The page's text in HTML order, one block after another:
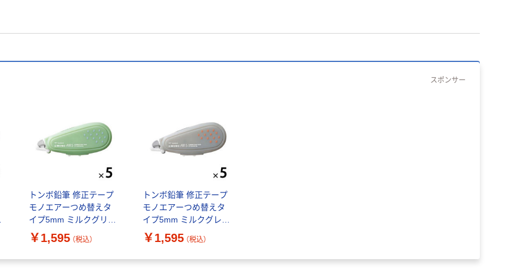
スポンサー
トンボ鉛筆 修正テープ
モノエアーつめ替えタ
イプ5mm ミルクグリー
ン CT-CAX5C66L 1セッ
ト(1個×5)
￥1,595 （税込）
トンボ鉛筆 修正テープ
モノエアーつめ替えタ
イプ5mm ミルクグレー
CT-CAX5C76L 1セット
(1個×5)
￥1,595 （税込）